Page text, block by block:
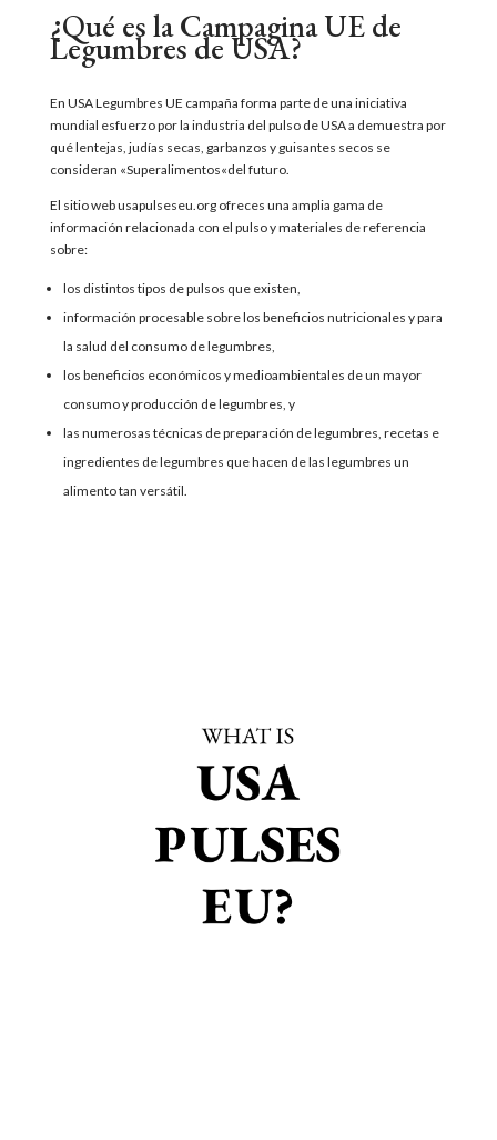
¿Qué es la Campagina UE de
Legumbres de USA?
En USA Legumbres UE campaña forma parte de una iniciativa
mundial esfuerzopor la industria del pulso de USAa demuestra por
quélentejas, judías secas, garbanzos y guisantes secos se
consideran «Superalimentos«del futuro.
El sitio web usapulseseu.orgofreces una amplia gama de
información relacionada con el pulso y materiales de referencia
sobre:
los distintos tipos de pulsos que existen,
información procesable sobre los beneficios nutricionales y para
la salud del consumo de legumbres,
los beneficios económicos y medioambientales de un mayor
consumo y producción de legumbres, y
las numerosas técnicas de preparación de legumbres, recetas e
ingredientes de legumbres que hacen de las legumbres un
alimento tan versátil.